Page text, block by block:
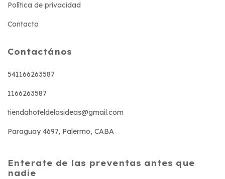
Política de privacidad
Contacto
Contactános
541166263587
1166263587
tiendahoteldelasideas@gmail.com
Paraguay 4697, Palermo, CABA
Enterate de las preventas antes que
nadie